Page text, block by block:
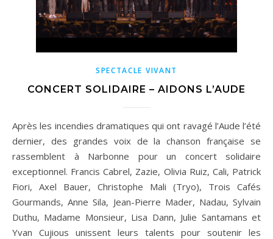
SPECTACLE VIVANT
CONCERT SOLIDAIRE – AIDONS L’AUDE
Après les incendies dramatiques qui ont ravagé l’Aude l’été
dernier, des grandes voix de la chanson française se
rassemblent à Narbonne pour un concert solidaire
exceptionnel. Francis Cabrel, Zazie, Olivia Ruiz, Cali, Patrick
Fiori, Axel Bauer, Christophe Mali (Tryo), Trois Cafés
Gourmands, Anne Sila, Jean-Pierre Mader, Nadau, Sylvain
Duthu, Madame Monsieur, Lisa Dann, Julie Santamans et
Yvan Cujious unissent leurs talents pour soutenir les